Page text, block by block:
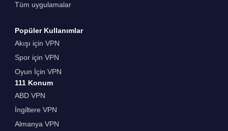
Tüm uygulamalar
Popüler Kullanımlar
Akışı için VPN
Spor için VPN
Oyun İçin VPN
111 Konum
ABD VPN
İngiltere VPN
Almanya VPN